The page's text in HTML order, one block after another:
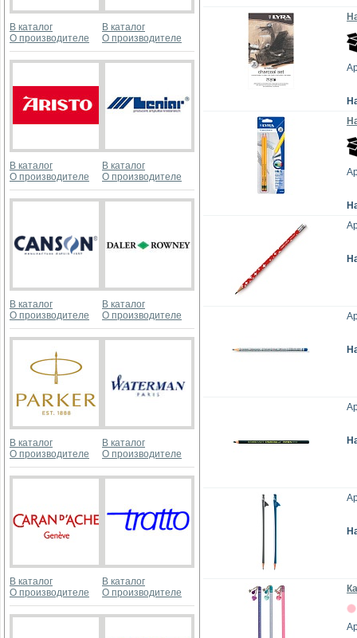
В каталог
О производителе
В каталог
О производителе
В каталог
О производителе
В каталог
О производителе
В каталог
О производителе
В каталог
О производителе
В каталог
О производителе
В каталог
О производителе
В каталог
О производителе
В каталог
О производителе